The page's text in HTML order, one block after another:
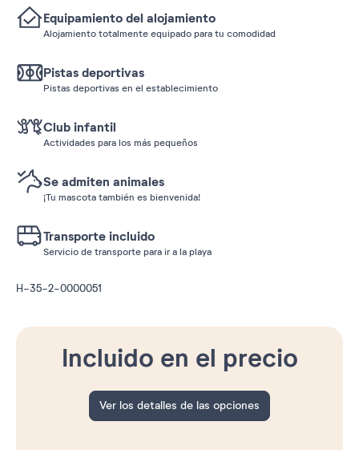
Equipamiento del alojamiento
Alojamiento totalmente equipado para tu comodidad
Pistas deportivas
Pistas deportivas en el establecimiento
Club infantil
Actividades para los más pequeños
Se admiten animales
¡Tu mascota también es bienvenida!
Transporte incluido
Servicio de transporte para ir a la playa
H-35-2-0000051
Incluido en el precio
Ver los detalles de las opciones